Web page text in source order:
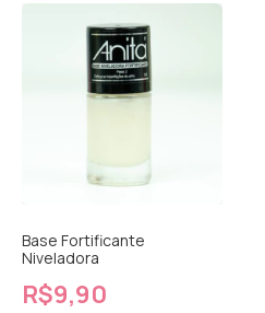
Base Fortificante
Niveladora
R$9,90